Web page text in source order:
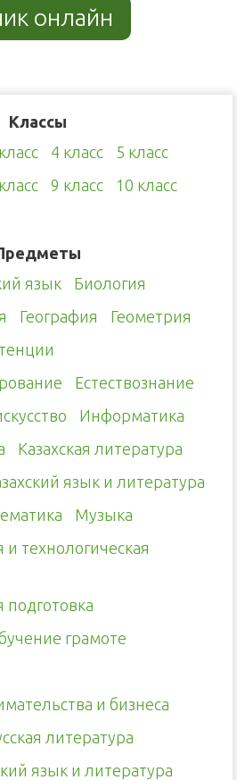
онлайн
Классы
4 класс
5 класс
9 класс
10 класс
язык
Биология
География
Геометрия
Естествознание
Информатика
Казахская литература
язык и литература
Музыка
технологическая
подготовка
грамоте
и бизнеса
литература
язык и литература